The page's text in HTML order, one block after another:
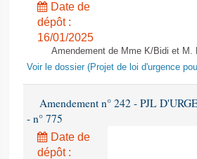
Date de
dépôt :
16/01/2025
Amendement de Mme K/Bidi et M.
Voir le dossier (Projet de loi d'urgence
Amendement n° 242 - PJL
- n° 775
Date de
dépôt :